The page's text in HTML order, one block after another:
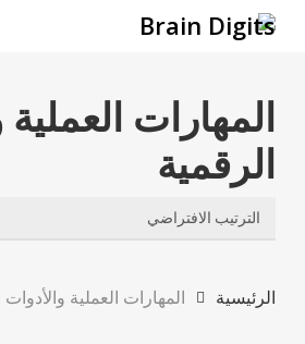
Skip
contentالمهارات
الرقمية
الرئيسية المهارات العملية والأدوات